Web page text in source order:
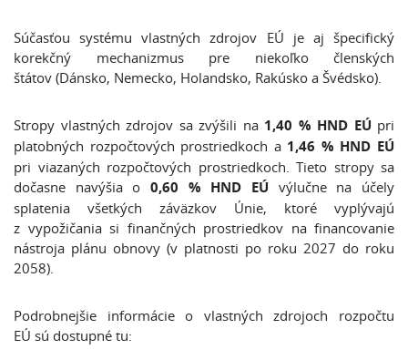
Súčasťou systému vlastných zdrojov EÚ je aj špecifický
korekčný mechanizmus pre niekoľko členských
štátov (Dánsko, Nemecko, Holandsko, Rakúsko a Švédsko).
Stropy vlastných zdrojov sa zvýšili na 1,40 % HND EÚ pri
platobných rozpočtových prostriedkoch a 1,46 % HND EÚ
pri viazaných rozpočtových prostriedkoch. Tieto stropy sa
dočasne navýšia o 0,60 % HND EÚ výlučne na účely
splatenia všetkých záväzkov Únie, ktoré vyplývajú
z vypožičania si finančných prostriedkov na financovanie
nástroja plánu obnovy (v platnosti po roku 2027 do roku
2058).
Podrobnejšie informácie o vlastných zdrojoch rozpočtu
EÚ sú dostupné tu: